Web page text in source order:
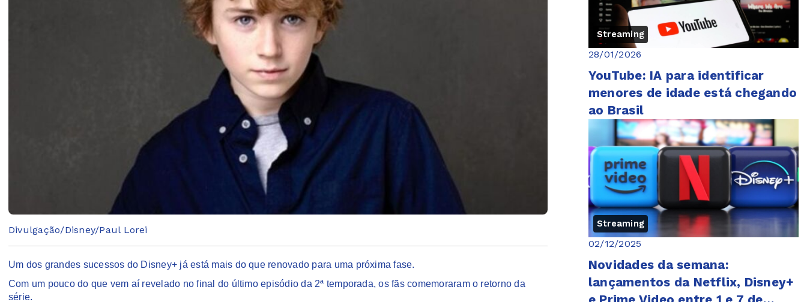
Divulgação/Disney/Paul Lorei
Um dos grandes sucessos do Disney+ já está mais do que renovado para uma próxima fase.
Com um pouco do que vem aí revelado no final do último episódio da 2ª temporada, os fãs comemoraram o retorno da
série.
Streaming
28/01/2026
YouTube: IA para identificar
menores de idade está chegando
ao Brasil
Streaming
02/12/2025
Novidades da semana:
lançamentos da Netflix, Disney+